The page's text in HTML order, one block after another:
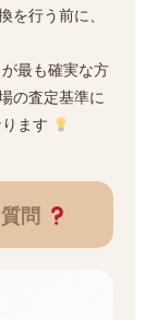
を行う前に、
最も確実な方
の査定基準に
ます
問